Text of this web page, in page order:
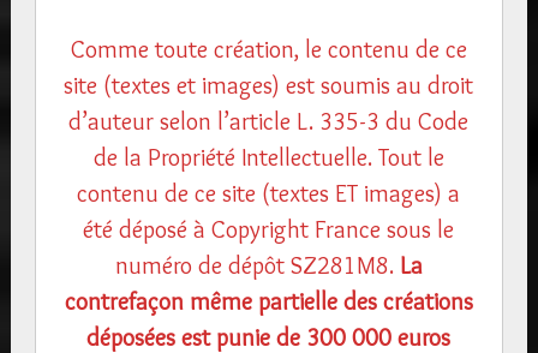
Comme toute création, le contenu de ce
site (textes et images) est soumis au droit
d’auteur selon l’article L. 335-3 du Code
de la Propriété Intellectuelle. Tout le
contenu de ce site (textes ET images) a
été déposé à Copyright France sous le
numéro de dépôt SZ281M8. La
contrefaçon même partielle des créations
déposées est punie de 300 000 euros